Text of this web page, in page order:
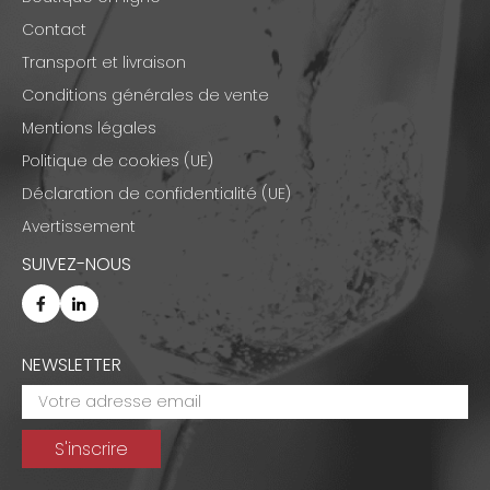
Contact
Transport et livraison
Conditions générales de vente
Mentions légales
Politique de cookies (UE)
Déclaration de confidentialité (UE)
Avertissement
SUIVEZ-NOUS
NEWSLETTER